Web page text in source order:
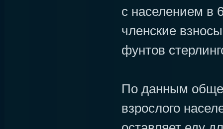
с населением в
членские
фунтов
По данным
взрослого